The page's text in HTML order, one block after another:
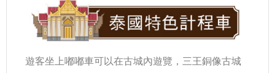
遊客坐上嘟嘟車可以在古城內遊覽，三王銅像古城